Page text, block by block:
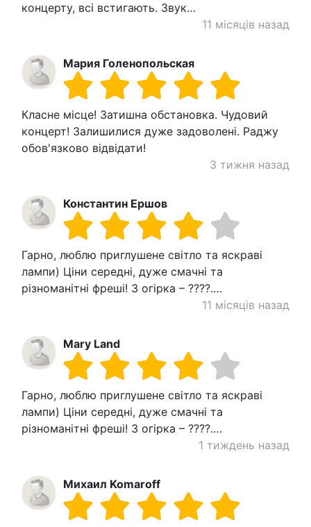
концерту, всі встигають. Звук…
11 місяців назад
Мария Голенопольская
Класне місце! Затишна обстановка. Чудовий
концерт! Залишилися дуже задоволені. Раджу
обов'язково відвідати!
3 тижня назад
Константин Ершов
Гарно, люблю приглушене світло та яскраві
лампи) Ціни середні, дуже смачні та
різноманітні фреші! З огірка – ????.…
11 місяців назад
Mary Land
Гарно, люблю приглушене світло та яскраві
лампи) Ціни середні, дуже смачні та
різноманітні фреші! З огірка – ????.…
1 тиждень назад
Михаил Komaroff